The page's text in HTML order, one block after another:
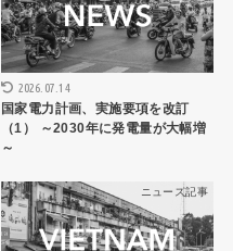
2026.07.14
国家電力計画、実施要項を改訂
（1） ～2030年に発電量が大幅増
～
ニュース記事